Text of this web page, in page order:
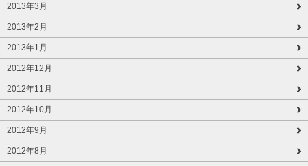
2013年3月
2013年2月
2013年1月
2012年12月
2012年11月
2012年10月
2012年9月
2012年8月